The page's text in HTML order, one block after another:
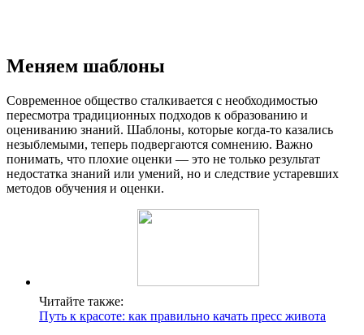
Меняем шаблоны
Современное общество сталкивается с необходимостью
пересмотра традиционных подходов к образованию и
оцениванию знаний. Шаблоны, которые когда-то казались
незыблемыми, теперь подвергаются сомнению. Важно
понимать, что плохие оценки — это не только результат
недостатка знаний или умений, но и следствие устаревших
методов обучения и оценки.
Читайте также:
Путь к красоте: как правильно качать пресс живота